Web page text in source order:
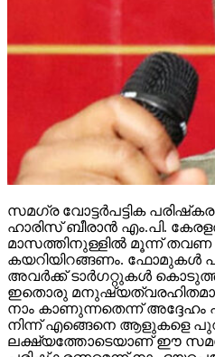
സമഗ്ര വോട്ടര്‍പട്ടിക
ഹാരിസ് ബീരാന്‍ എം.പി.
മാസത്തിനുള്ളില്‍ മൂന്ന്
കയറിയിറങ്ങണം. ഫോമുകള്‍
അവര്‍ക്ക് ടാര്‍ഗറ്റുകള്‍
നാം കാണുന്നതെന്ന് അദ്ദേഹം
നിന്ന് എങ്ങെനെ ആളുകളെ
ലക്ഷ്യത്തോടെയാണ് ഈ സമഗ്ര
പരിഷ്‌കരണമെന്ന് നാം
അദ്ദേഹം വ്യക്തമാക്കി.
Continue Reading
Film